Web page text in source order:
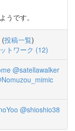
うです。
(投稿一覧)
トワーク (12)
@satellawalker
@shioshio38